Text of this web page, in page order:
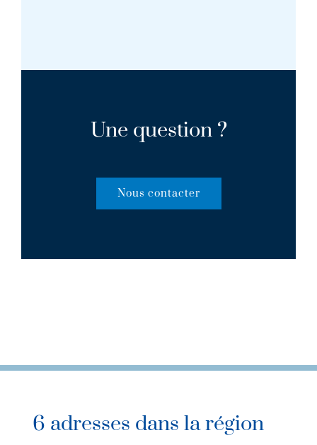
Une question ?
Nous contacter
6 adresses dans la région